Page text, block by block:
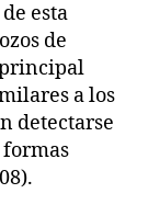
esta
de
principal
a los
detectarse